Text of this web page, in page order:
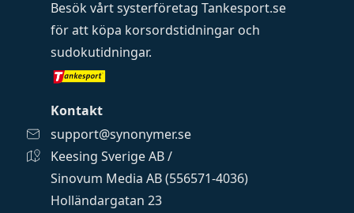
Besök vårt systerföretag Tankesport.se
för att köpa korsordstidningar och
sudokutidningar.
Kontakt
support@synonymer.se
Keesing Sverige AB /
Sinovum Media AB (556571-4036)
Holländargatan 23